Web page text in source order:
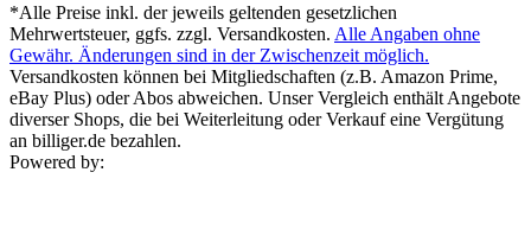
*Alle Preise inkl. der jeweils geltenden gesetzlichen
Mehrwertsteuer, ggfs. zzgl. Versandkosten. Alle Angaben ohne
Gewähr. Änderungen sind in der Zwischenzeit möglich.
Versandkosten können bei Mitgliedschaften (z.B. Amazon Prime,
eBay Plus) oder Abos abweichen. Unser Vergleich enthält Angebote
diverser Shops, die bei Weiterleitung oder Verkauf eine Vergütung
an billiger.de bezahlen.
Powered by: